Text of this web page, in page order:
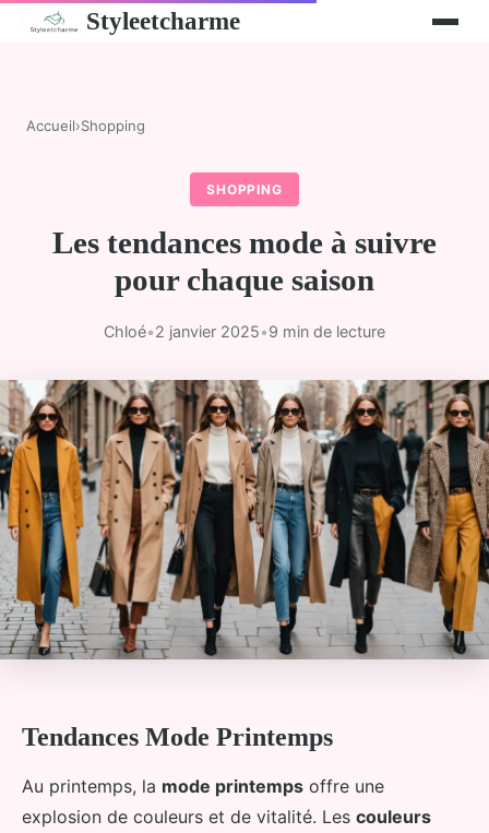
Styleetcharme
Accueil›Shopping
SHOPPING
Les tendances mode à suivre
pour chaque saison
Chloé•2 janvier 2025•9 min de lecture
Tendances Mode Printemps
Au printemps, la mode printemps offre une
explosion de couleurs et de vitalité. Les couleurs